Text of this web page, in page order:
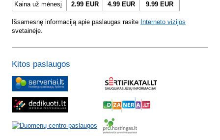
Kaina už mėnesį
2.99 EUR 4.99 EUR 9.99 EUR
Išsamesnę informaciją apie paslaugas rasite Interneto vizijos
svetainėje.
Kitos paslaugos